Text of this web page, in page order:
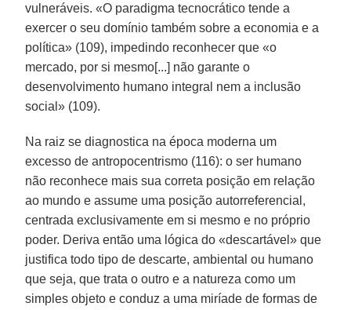
vulneráveis. «O paradigma tecnocrático tende a
exercer o seu domínio também sobre a economia e a
política» (109), impedindo reconhecer que «o
mercado, por si mesmo[...] não garante o
desenvolvimento humano integral nem a inclusão
social» (109).
Na raiz se diagnostica na época moderna um
excesso de antropocentrismo (116): o ser humano
não reconhece mais sua correta posição em relação
ao mundo e assume uma posição autorreferencial,
centrada exclusivamente em si mesmo e no próprio
poder. Deriva então uma lógica do «descartável» que
justifica todo tipo de descarte, ambiental ou humano
que seja, que trata o outro e a natureza como um
simples objeto e conduz a uma miríade de formas de